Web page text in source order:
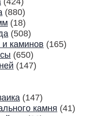
(880)
(18)
(508)
каминов (165)
(650)
(147)
(147)
камня (41)